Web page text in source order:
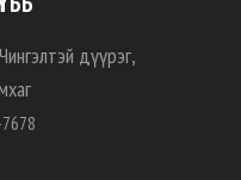
дүүрэг,